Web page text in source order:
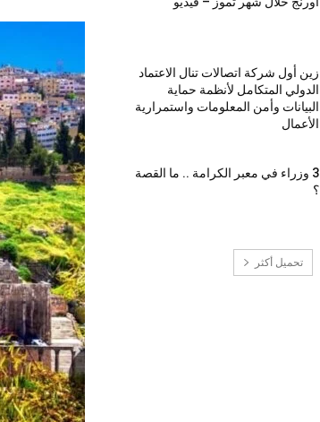
زين أول شركة اتصالات تنال الاعتماد
الدولي المتكامل لأنظمة حماية
البيانات وأمن المعلومات واستمرارية
الأعمال
3 وزراء في معبر الكرامة .. ما القصة
؟
تحميل أكثر